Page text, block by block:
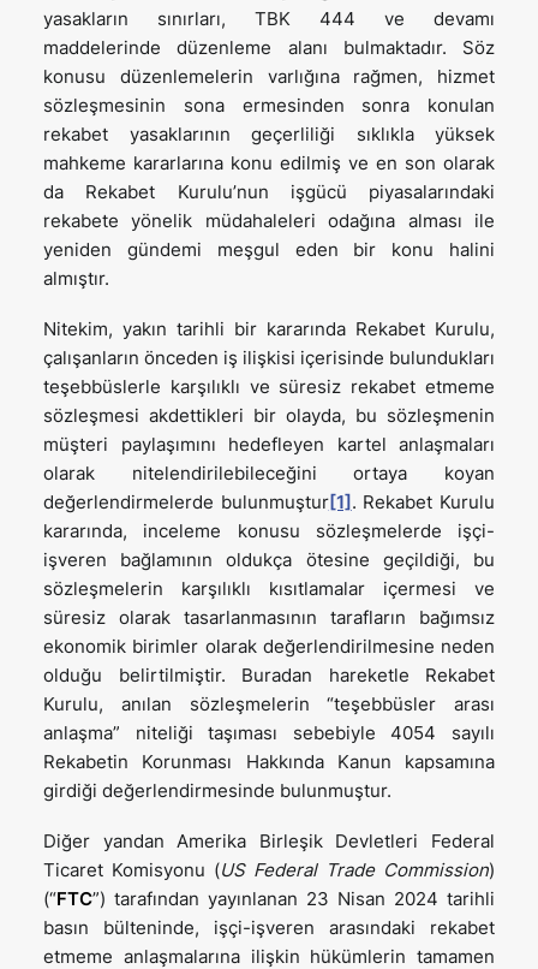
yasakların sınırları, TBK 444 ve devamı
maddelerinde düzenleme alanı bulmaktadır. Söz
konusu düzenlemelerin varlığına rağmen, hizmet
sözleşmesinin sona ermesinden sonra konulan
rekabet yasaklarının geçerliliği sıklıkla yüksek
mahkeme kararlarına konu edilmiş ve en son olarak
da Rekabet Kurulu’nun işgücü piyasalarındaki
rekabete yönelik müdahaleleri odağına alması ile
yeniden gündemi meşgul eden bir konu halini
almıştır.
Nitekim, yakın tarihli bir kararında Rekabet Kurulu,
çalışanların önceden iş ilişkisi içerisinde bulundukları
teşebbüslerle karşılıklı ve süresiz rekabet etmeme
sözleşmesi akdettikleri bir olayda, bu sözleşmenin
müşteri paylaşımını hedefleyen kartel anlaşmaları
olarak nitelendirilebileceğini ortaya koyan
değerlendirmelerde bulunmuştur[1]. Rekabet Kurulu
kararında, inceleme konusu sözleşmelerde işçi-
işveren bağlamının oldukça ötesine geçildiği, bu
sözleşmelerin karşılıklı kısıtlamalar içermesi ve
süresiz olarak tasarlanmasının tarafların bağımsız
ekonomik birimler olarak değerlendirilmesine neden
olduğu belirtilmiştir. Buradan hareketle Rekabet
Kurulu, anılan sözleşmelerin “teşebbüsler arası
anlaşma” niteliği taşıması sebebiyle 4054 sayılı
Rekabetin Korunması Hakkında Kanun kapsamına
girdiği değerlendirmesinde bulunmuştur.
Diğer yandan Amerika Birleşik Devletleri Federal
Ticaret Komisyonu (US Federal Trade Commission)
(“FTC”) tarafından yayınlanan 23 Nisan 2024 tarihli
basın bülteninde, işçi-işveren arasındaki rekabet
etmeme anlaşmalarına ilişkin hükümlerin tamamen